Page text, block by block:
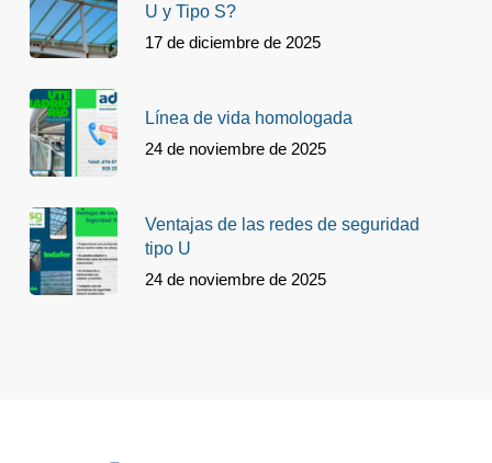
U y Tipo S?
17 de diciembre de 2025
Línea de vida homologada
24 de noviembre de 2025
Ventajas de las redes de seguridad
tipo U
24 de noviembre de 2025